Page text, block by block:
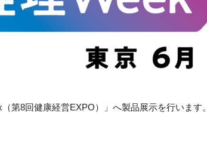
第8回健康経営EXPO）」へ製品展示を行います。